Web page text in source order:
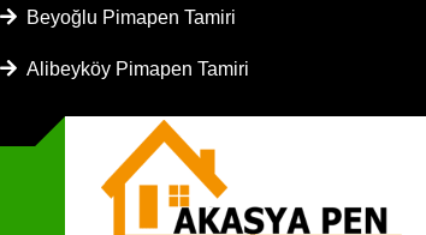
Beyoğlu Pimapen Tamiri
Alibeyköy Pimapen Tamiri